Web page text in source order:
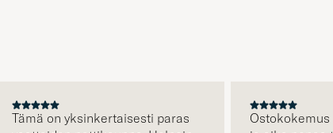
Tämä on yksinkertaisesti paras
Ostokokemus